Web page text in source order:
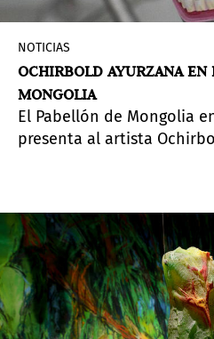
NOTICIAS
OCHIRBOLD AYURZANA EN
MONGOLIA
El Pabellón de Mongolia
presenta al artista
enviada cultural de
curada por Gregor Jansen,
Kunsthalle Düsseldorf en